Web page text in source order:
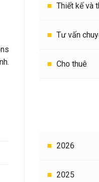
Thiết kế và
Tư vấn
Cho thuê
2026
2025